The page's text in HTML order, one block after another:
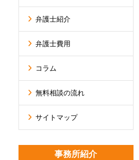
弁護士紹介
弁護士費用
コラム
無料相談の流れ
サイトマップ
事務所紹介